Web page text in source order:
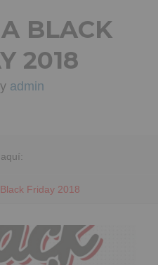
BLACK
2018
admin
Friday 2018